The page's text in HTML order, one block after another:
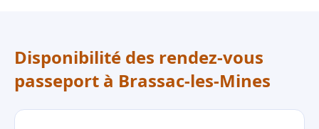
Disponibilité des rendez-vous
passeport à Brassac-les-Mines